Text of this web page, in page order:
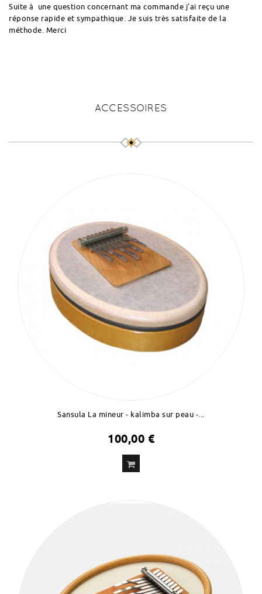
Suite à une question concernant ma commande j'ai reçu une
réponse rapide et sympathique. Je suis très satisfaite de la
méthode. Merci
ACCESSOIRES
Sansula La mineur - kalimba sur peau -...
100,00 €